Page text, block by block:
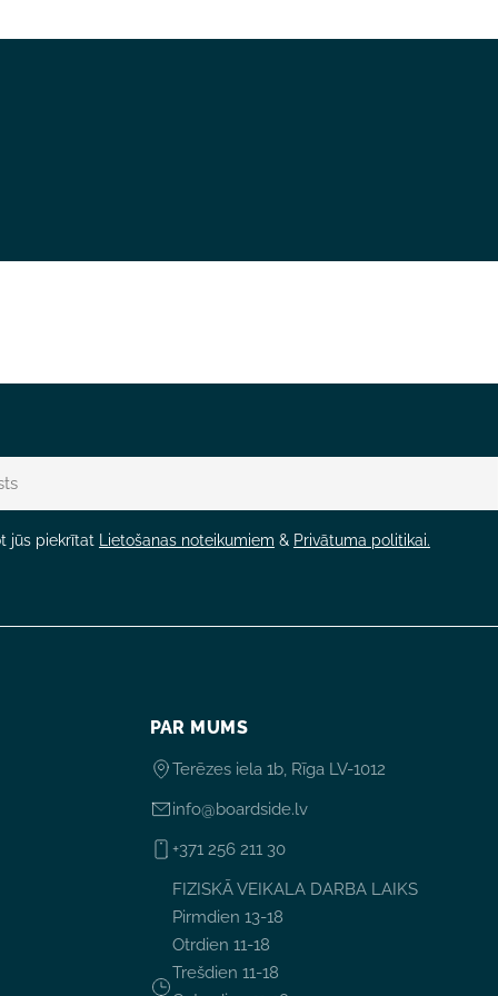
jūs piekrītat Lietošanas noteikumiem & Privātuma politikai.
PAR MUMS
Terēzes iela 1b, Rīga LV-1012
info@boardside.lv
+371 256 211 30
FIZISKĀ VEIKALA DARBA LAIKS
Pirmdien 13-18
Otrdien 11-18
Trešdien 11-18